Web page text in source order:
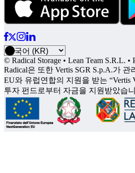
© Radical Storage • Lean Team S.R.L. •
Radical은 또한 Vertis SGR S.p.A.가
EU와 유럽연합의 지원을 받는 “Vertis
투자 펀드로부터 자금을 지원받았습